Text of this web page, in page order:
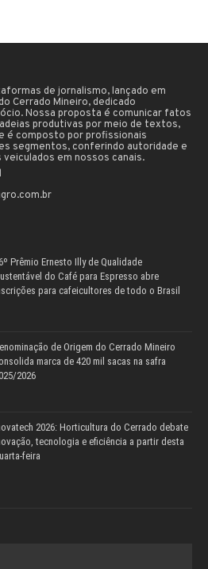
de jornalismo, lançado em
Cerrado Mineiro, dedicado
Nossa proposta é comunicar fatos
produtivas por meio de textos,
é composto por profissionais
segmentos, conferindo autoridade e
em nossos canais.
Prêmio Ernesto Illy de Qualidade
do Café para Espresso abre
para cafeicultores de todo o Brasil
de Origem do Cerrado Mineiro
marca de 420 mil sacas na safra
2026
2026: Horticultura do Cerrado debate
tecnologia e eficiência a partir desta
feira